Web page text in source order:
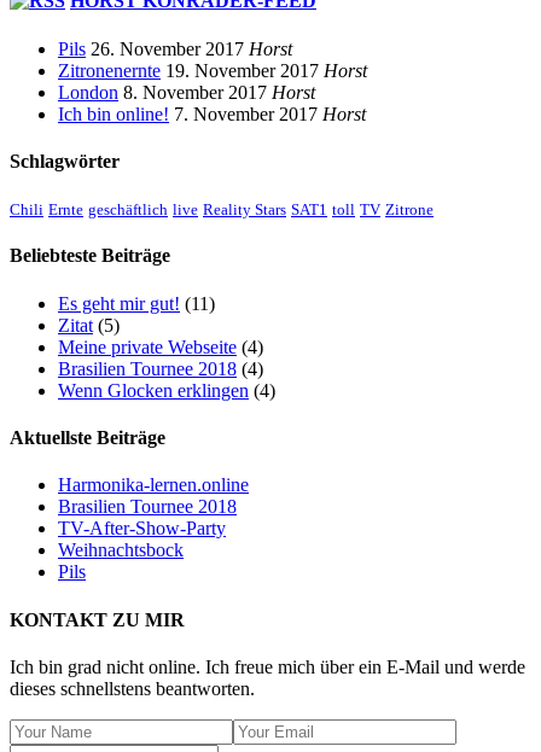
Pils 26. November 2017 Horst
Zitronenernte 19. November 2017 Horst
London 8. November 2017 Horst
Ich bin online! 7. November 2017 Horst
Schlagwörter
Chili Ernte geschäftlich live Reality Stars SAT1 toll TV Zitrone
Beliebteste Beiträge
Es geht mir gut! (11)
Zitat (5)
Meine private Webseite (4)
Brasilien Tournee 2018 (4)
Wenn Glocken erklingen (4)
Aktuellste Beiträge
Harmonika-lernen.online
Brasilien Tournee 2018
TV-After-Show-Party
Weihnachtsbock
Pils
KONTAKT ZU MIR
Ich bin grad nicht online. Ich freue mich über ein E-Mail und werde
dieses schnellstens beantworten.